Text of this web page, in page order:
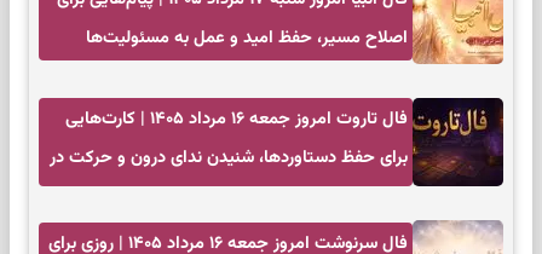
اصلاح مسیر، حفظ امید و عمل به مسئولیت‌ها
فال تاروت امروز جمعه ۱۶ مرداد ۱۴۰۵ | کارت‌هایی
برای حفظ دستاوردها، شنیدن ندای درون و حرکت در
زمان مناسب
فال سرنوشت امروز جمعه ۱۶ مرداد ۱۴۰۵ | روزی برای